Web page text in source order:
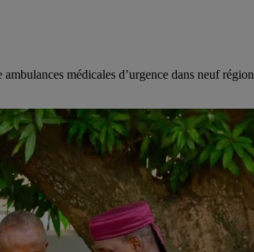
médicales d’urgence dans neuf